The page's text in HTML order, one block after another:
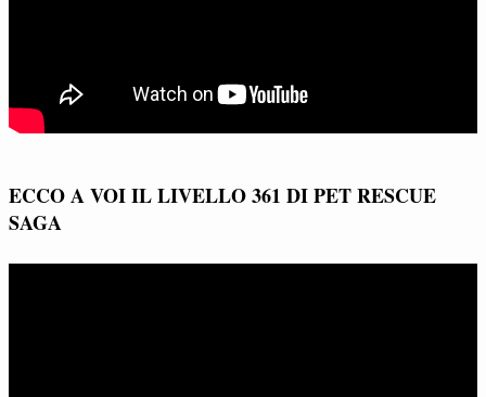
ECCO A VOI IL LIVELLO 361 DI PET RESCUE
SAGA